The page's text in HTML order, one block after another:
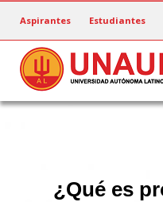
contenido
principal
Aspirantes Estudiantes
¿Qué es